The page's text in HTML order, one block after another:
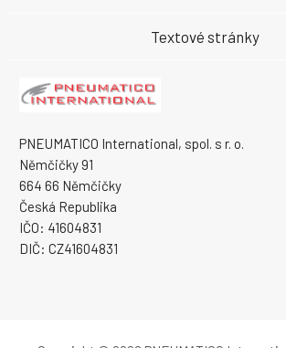
PNEUMATICO International, spol. s r. o.
Němčičky 91
664 66 Němčičky
Česká Republika
IČO: 41604831
DIČ: CZ41604831
Textové stránky